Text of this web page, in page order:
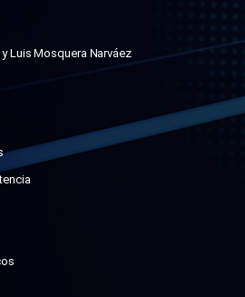
Luis Mosquera Narváez